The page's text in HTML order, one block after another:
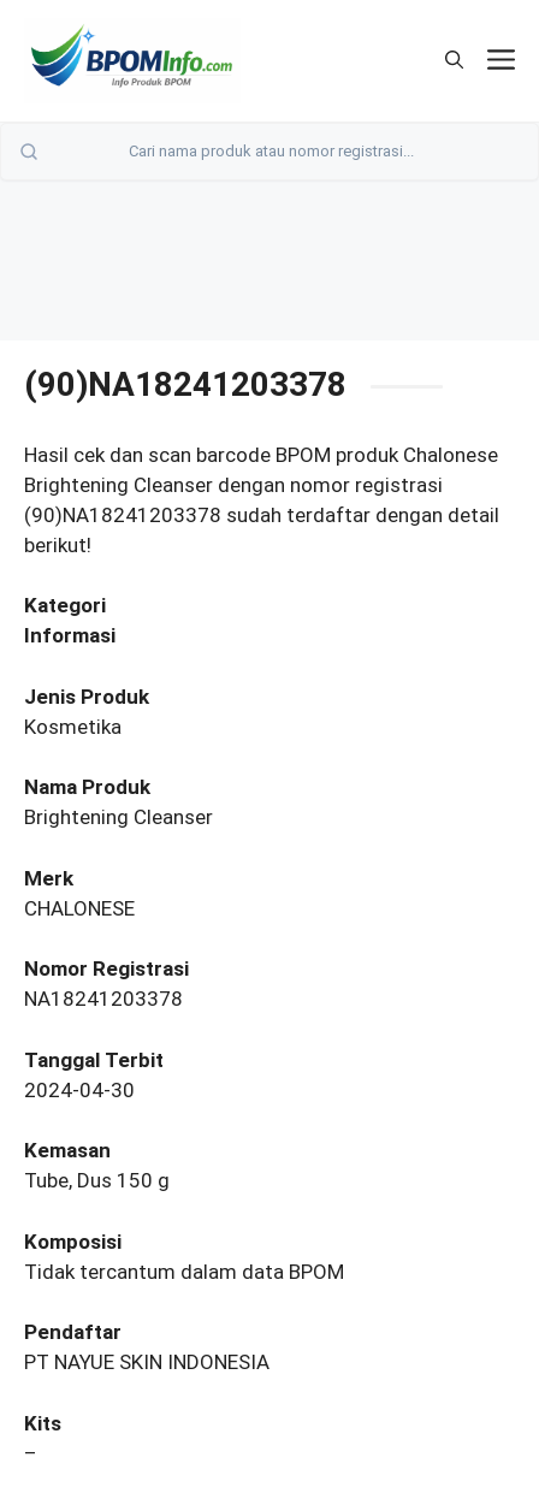
(90)NA18241203378
Hasil cek dan scan barcode BPOM produk Chalonese
Brightening Cleanser dengan nomor registrasi
(90)NA18241203378 sudah terdaftar dengan detail
berikut!
Kategori
Informasi
Jenis Produk
Kosmetika
Nama Produk
Brightening Cleanser
Merk
CHALONESE
Nomor Registrasi
NA18241203378
Tanggal Terbit
2024-04-30
Kemasan
Tube, Dus 150 g
Komposisi
Tidak tercantum dalam data BPOM
Pendaftar
PT NAYUE SKIN INDONESIA
Kits
–